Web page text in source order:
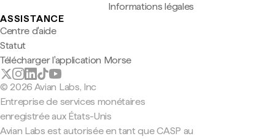
Informations légales
ASSISTANCE
Centre d'aide
Statut
Télécharger l'application Morse
© 2026 Avian Labs, Inc
Entreprise de services monétaires
enregistrée aux États-Unis
Avian Labs est autorisée en tant que CASP au